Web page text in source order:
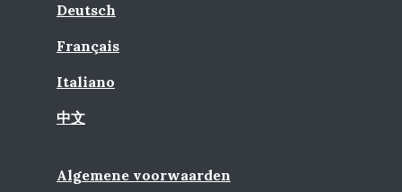
Deutsch
Français
Italiano
中文
Algemene voorwaarden